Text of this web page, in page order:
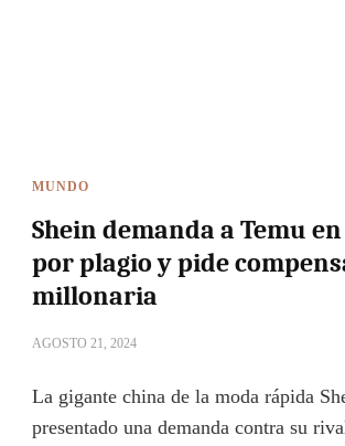
MUNDO
Shein demanda a Temu en
por plagio y pide
millonaria
AGOSTO 21, 2024
La gigante china de la moda rápida
presentado una demanda contra su